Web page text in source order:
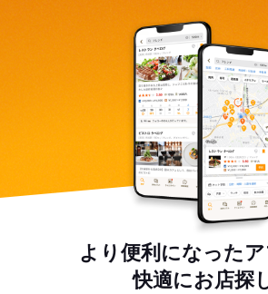
より便利になった
快適にお店探